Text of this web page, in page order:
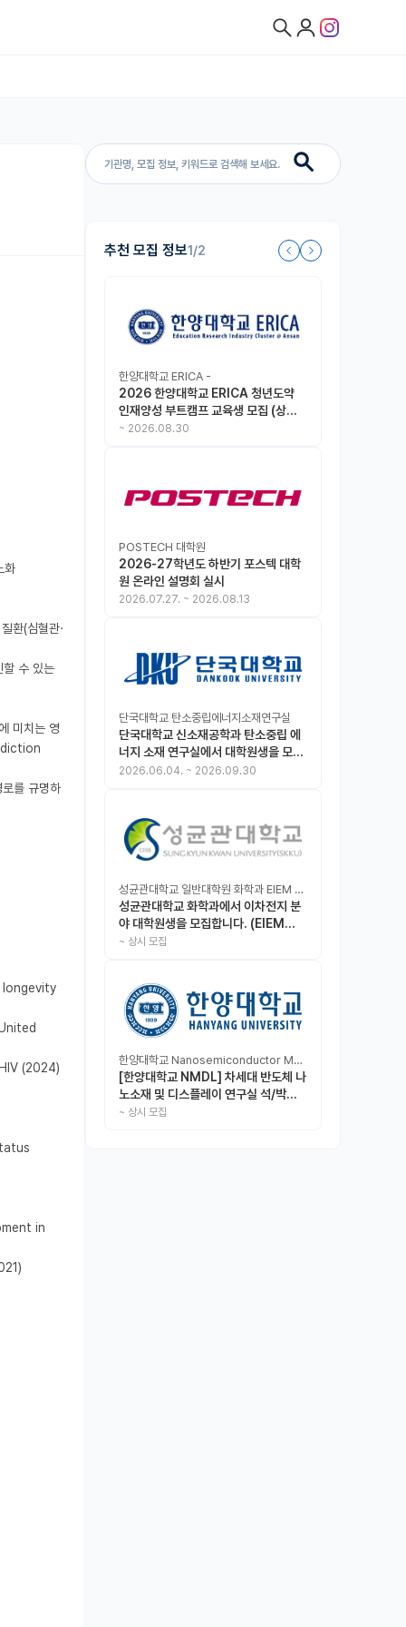
추천 모집 정보1/2
한양대학교 ERICA -
2026 한양대학교 ERICA 청년도약
인재양성 부트캠프 교육생 모집 (상시
모집 중, 1차 마감 : ~8.30)
~ 2026.08.30
POSTECH 대학원
2026-27학년도 하반기 포스텍 대학
원 온라인 설명회 실시
2026.07.27. ~ 2026.08.13
단국대학교 탄소중립에너지소재연구실
단국대학교 신소재공학과 탄소중립 에
너지 소재 연구실에서 대학원생을 모집
합니다.
2026.06.04. ~ 2026.09.30
성균관대학교 일반대학원 화학과 EIEM Lab
성균관대학교 화학과에서 이차전지 분
야 대학원생을 모집합니다. (EIEM
Lab)
~ 상시 모집
한양대학교 Nanosemiconductor Materials & Display Laboratory
[한양대학교 NMDL] 차세대 반도체 나
노소재 및 디스플레이 연구실 석/박사/
인턴 모집
~ 상시 모집
화
환(심혈관·
수 있는
미치는 영
를 규명하
(2024)
in